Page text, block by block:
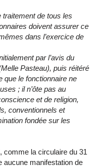
traitement de tous les
doivent assurer ce
dans l’exercice de
par l’avis du
Pasteau), puis réitéré
que le fonctionnaire ne
; il n’ôte pas au
et de religion,
conventionnels et
fondée sur les
comme la circulaire du 31
aucune manifestation de